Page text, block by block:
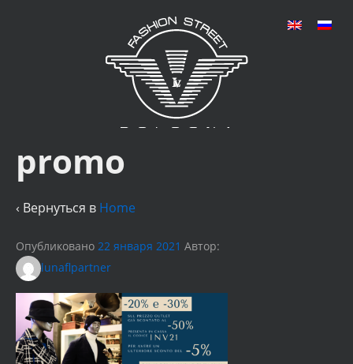
promo
‹ Вернуться в Home
Опубликовано 22 января 2021 Автор:
lunaflpartner